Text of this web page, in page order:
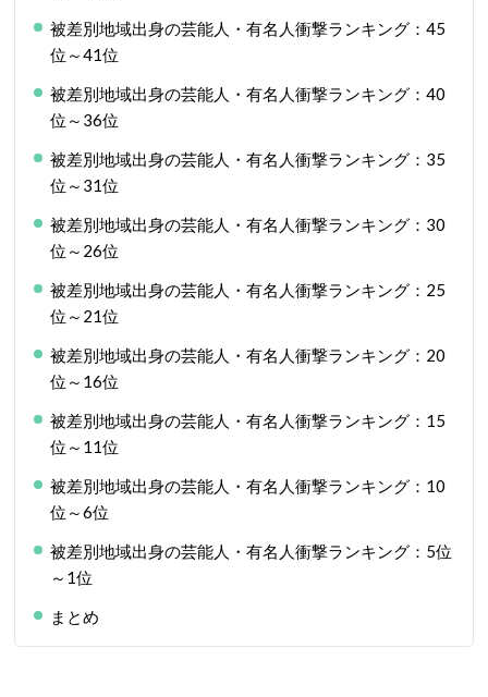
被差別地域出身の芸能人・有名人衝撃ランキング：45
位～41位
被差別地域出身の芸能人・有名人衝撃ランキング：40
位～36位
被差別地域出身の芸能人・有名人衝撃ランキング：35
位～31位
被差別地域出身の芸能人・有名人衝撃ランキング：30
位～26位
被差別地域出身の芸能人・有名人衝撃ランキング：25
位～21位
被差別地域出身の芸能人・有名人衝撃ランキング：20
位～16位
被差別地域出身の芸能人・有名人衝撃ランキング：15
位～11位
被差別地域出身の芸能人・有名人衝撃ランキング：10
位～6位
被差別地域出身の芸能人・有名人衝撃ランキング：5位
～1位
まとめ